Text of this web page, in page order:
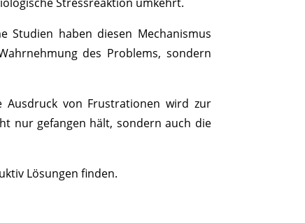
Studien haben diesen Mechanismus
des Problems, sondern
Ausdruck von Frustrationen wird zur
nur gefangen hält, sondern auch die
Lösungen finden.